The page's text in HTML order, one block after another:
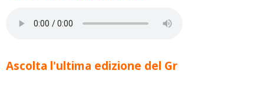
Ascolta l'ultima edizione del Gr